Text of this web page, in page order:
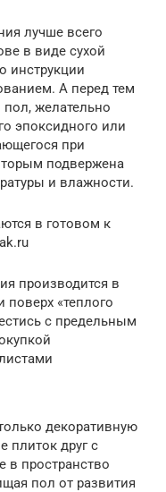
лучше всего
в виде сухой
инструкции
А перед тем
пол, желательно
эпоксидного или
при
подвержена
и влажности.
в готовом к
производится в
«теплого
с предельным
декоративную
плиток друг с
в пространство
пол от развития